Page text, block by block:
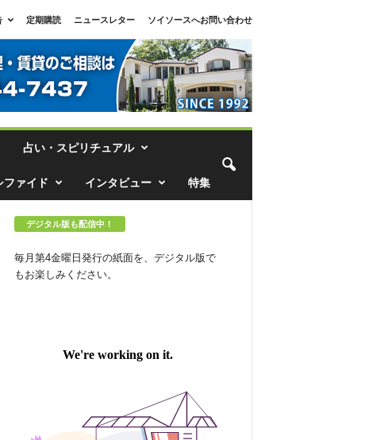
定期購読 ニュースレター
ソイソースへお問い合わせ
占い・スピリチュアル
ファイド インタビュー 特集
デジタル版も配信中！
毎月第4金曜日発行の紙面を、デジタル版で
もお楽しみください。